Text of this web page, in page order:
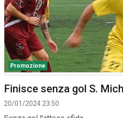
Promozione
Finisce senza gol S.
20/01/2024 23:50